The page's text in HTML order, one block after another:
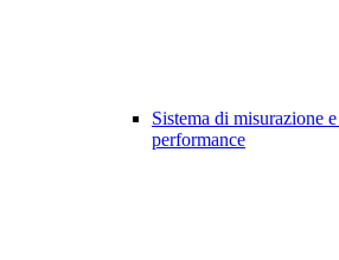
Sistema di misurazione
performance